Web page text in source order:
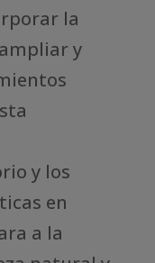
la
y
y los
en
a la